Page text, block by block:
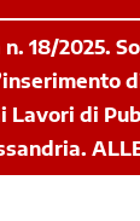
18/2025.
Lavori di